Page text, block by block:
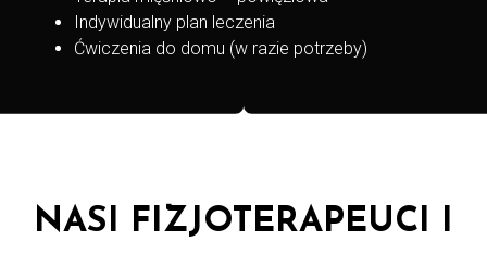
Indywidualny plan leczenia
Ćwiczenia do domu (w razie potrzeby)
NASI FIZJOTERAPEUCI I